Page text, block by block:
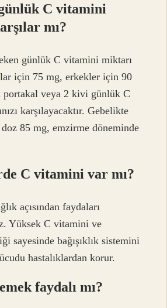
C vitamini
mı?
günlük C vitamini miktarı
için 75 mg, erkekler için 90
portakal veya 2 kivi günlük C
karşılayacaktır. Gebelikte
85 mg, emzirme döneminde
C vitamini var mı?
açısından faydaları
Yüksek C vitamini ve
sayesinde bağışıklık sistemini
hastalıklardan korur.
faydalı mı?